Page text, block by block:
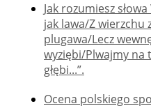
Jak rozumiesz
jak lawa/Z wierzchu
plugawa/Lecz
wyziębi/Plwajmy na
głębi...”.
Ocena polskiego